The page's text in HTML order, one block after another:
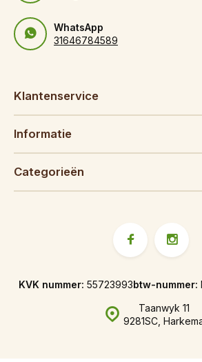
WhatsApp
31646784589
Klantenservice
Informatie
Categorieën
Taanwyk 11
9281SC,
KVK nummer: 55723993btw-nummer: